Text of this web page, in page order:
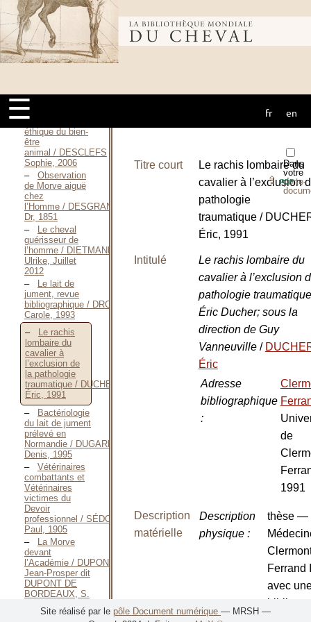
Bibliothèque
mondiale du
cheval
☰ fr en
l’équitation / DEMORTIER
LABEAU Aline,
1986
Équithérapie et
méthodes de
zoothérapie et
approche
éthique du bien-
être
animal / DESCLEFS
Sophie, 2006
Observation
de Morve aiguë
chez
l’Homme / DESGRANGES
Dr, 1851
Le cheval
guérisseur de
l’homme / DIETMANN
Ulrike, Juillet
2012
Le lait de
jument, revue
bibliographique / DROGOUL
Carole, 1993
Le rachis
lombaire du
cavalier à
l’exclusion de
la pathologie
traumatique / DUCHER
Éric, 1991
Bactériologie
du lait de jument
prélevé en
Normandie / DUGARDIN
Denis, 1995
Vétérinaires
combattants et
Vétérinaires
victimes du
Devoir
professionnel / SÉDON
Paul, 1905
La Morve
devant
l’Académie / DUPONT
Jean-Prosper dit
DUPONT DE
BORDEAUX, S.
Les
Dans
votre
porte-
⇪ PDF
Titre court
Le rachis lombaire du
cavalier à l’exclusion
pathologie
traumatique /
Éric, 1991
Intitulé
Le rachis lombaire du
cavalier à l’exclusion
pathologie
Éric Ducher; sous la
direction de Guy
Vanneuville /
Éric
Adresse
bibliographique
:
de
1991
Description
matérielle
Description
physique:
thèse —
Ferrand
avec
Site réalisé par le pôle Document numérique — MRSH —